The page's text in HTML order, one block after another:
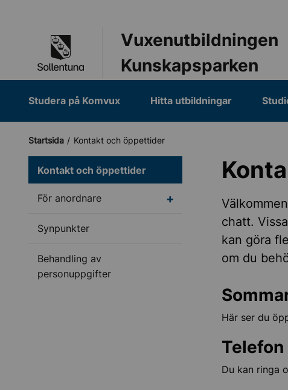
Vuxenutbildningen
Kunskapsparken
Studera på Komvux Hitta utbildningar
Startsida Kontakt och öppettider
Kontakt och öppettider
För anordnare Undermeny för För
Synpunkter
Behandling av
personuppgifter
chatt.
kan göra
om du
Här ser du
Telefon
Du kan ringa